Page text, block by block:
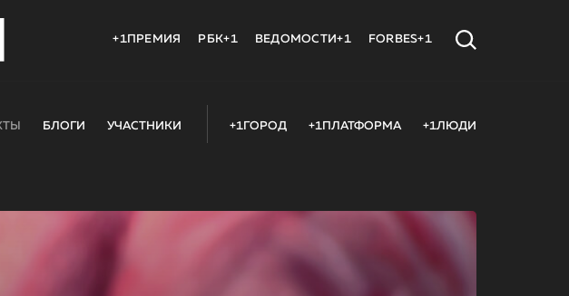
+1ПРЕМИЯ РБК+1 ВЕДОМОСТИ+1 FORBES+1
БЛОГИ УЧАСТНИКИ +1ГОРОД +1ПЛАТФОРМА +1ЛЮДИ